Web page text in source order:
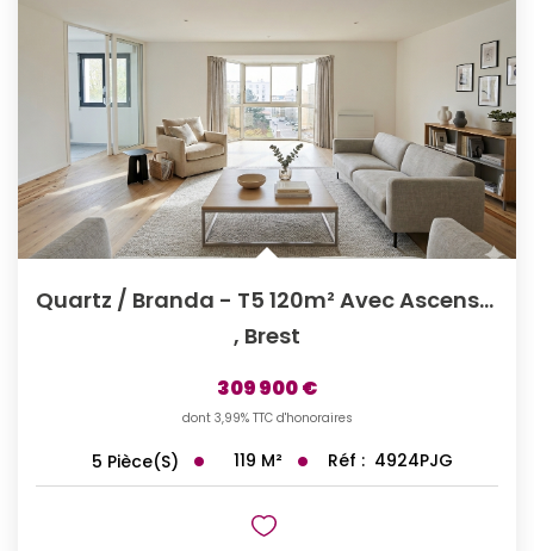
Quartz / Branda - T5 120m² Avec Ascenseur
, Brest
309 900 €
dont 3,99% TTC d'honoraires
5 Pièce(s) 119 M² Réf : 4924PJG